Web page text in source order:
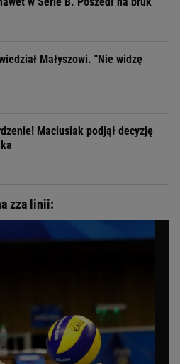
Małyszowi. "Nie widzę
Maciusiak podjął decyzję
zza linii: